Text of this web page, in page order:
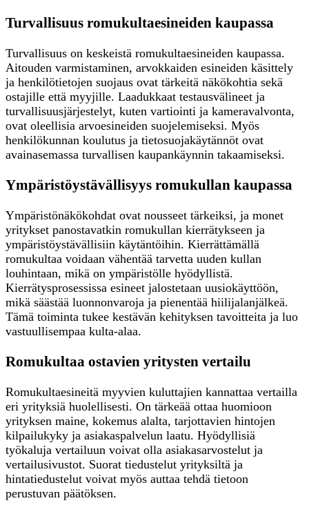
Turvallisuus romukultaesineiden kaupassa
Turvallisuus on keskeistä romukultaesineiden kaupassa.
Aitouden varmistaminen, arvokkaiden esineiden käsittely
ja henkilötietojen suojaus ovat tärkeitä näkökohtia sekä
ostajille että myyjille. Laadukkaat testausvälineet ja
turvallisuusjärjestelyt, kuten vartiointi ja kameravalvonta,
ovat oleellisia arvoesineiden suojelemiseksi. Myös
henkilökunnan koulutus ja tietosuojakäytännöt ovat
avainasemassa turvallisen kaupankäynnin takaamiseksi.
Ympäristöystävällisyys romukullan kaupassa
Ympäristönäkökohdat ovat nousseet tärkeiksi, ja monet
yritykset panostavatkin romukullan kierrätykseen ja
ympäristöystävällisiin käytäntöihin. Kierrättämällä
romukultaa voidaan vähentää tarvetta uuden kullan
louhintaan, mikä on ympäristölle hyödyllistä.
Kierrätysprosessissa esineet jalostetaan uusiokäyttöön,
mikä säästää luonnonvaroja ja pienentää hiilijalanjälkeä.
Tämä toiminta tukee kestävän kehityksen tavoitteita ja luo
vastuullisempaa kulta-alaa.
Romukultaa ostavien yritysten vertailu
Romukultaesineitä myyvien kuluttajien kannattaa vertailla
eri yrityksiä huolellisesti. On tärkeää ottaa huomioon
yrityksen maine, kokemus alalta, tarjottavien hintojen
kilpailukyky ja asiakaspalvelun laatu. Hyödyllisiä
työkaluja vertailuun voivat olla asiakasarvostelut ja
vertailusivustot. Suorat tiedustelut yrityksiltä ja
hintatiedustelut voivat myös auttaa tehdä tietoon
perustuvan päätöksen.